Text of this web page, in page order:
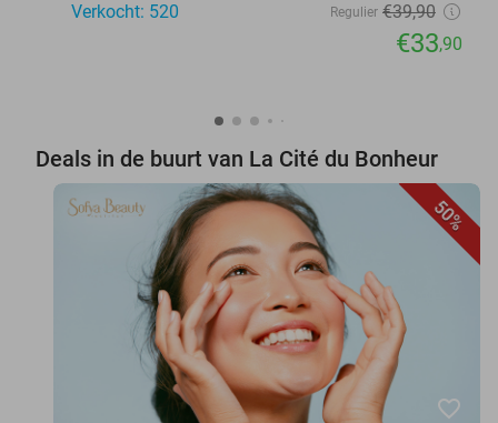
Verkocht: 520
Regulier €39,90
€33,90
Deals in de buurt van La Cité du Bonheur
50%
favorite_border